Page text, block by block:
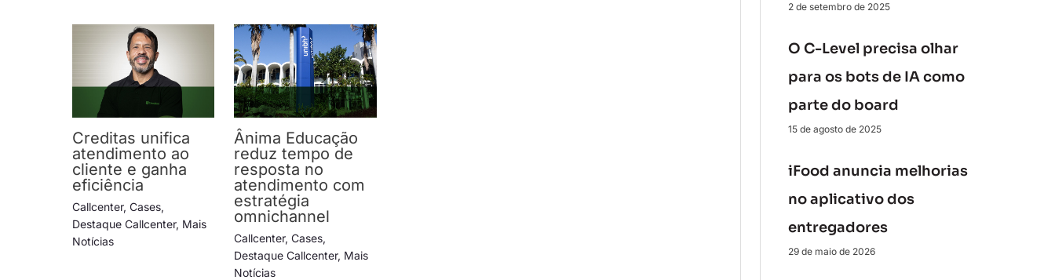
Creditas unifica
atendimento ao
cliente e ganha
eficiência
Callcenter, Cases,
Destaque Callcenter, Mais
Notícias
Ânima Educação
reduz tempo de
resposta no
atendimento com
estratégia
omnichannel
Callcenter,Cases,
Destaque Callcenter, Mais
Notícias
2 de setembro de 2025
O C-Level precisa olhar
para os bots de IA como
parte do board
15 de agosto de 2025
iFood anuncia melhorias
no aplicativo dos
entregadores
29 de maio de 2026